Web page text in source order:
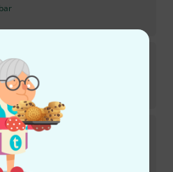
Saitenwege Südamerika 2